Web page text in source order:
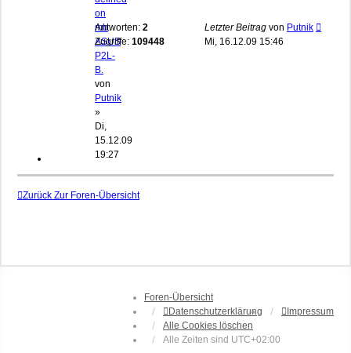
on
mb
ASUS
P2L-
B.
von
Putnik
»
Di,
15.12.09
19:27
Antworten: 2
Zugriffe: 109448
Letzter Beitrag von Putnik
Mi, 16.12.09 15:46
Zurück Zur Foren-Übersicht
Foren-Übersicht
Datenschutzerklärung
Impressum
Alle Cookies löschen
Alle Zeiten sind UTC+02:00